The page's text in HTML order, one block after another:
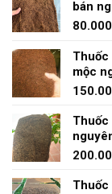
bán
80.000
Thuốc
mộc
Thuốc
Thuốc